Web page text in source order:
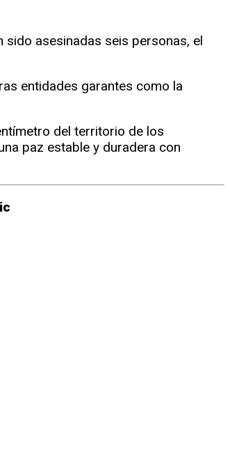
sido asesinadas seis personas, el
entidades garantes como la
del territorio de los
paz estable y duradera con